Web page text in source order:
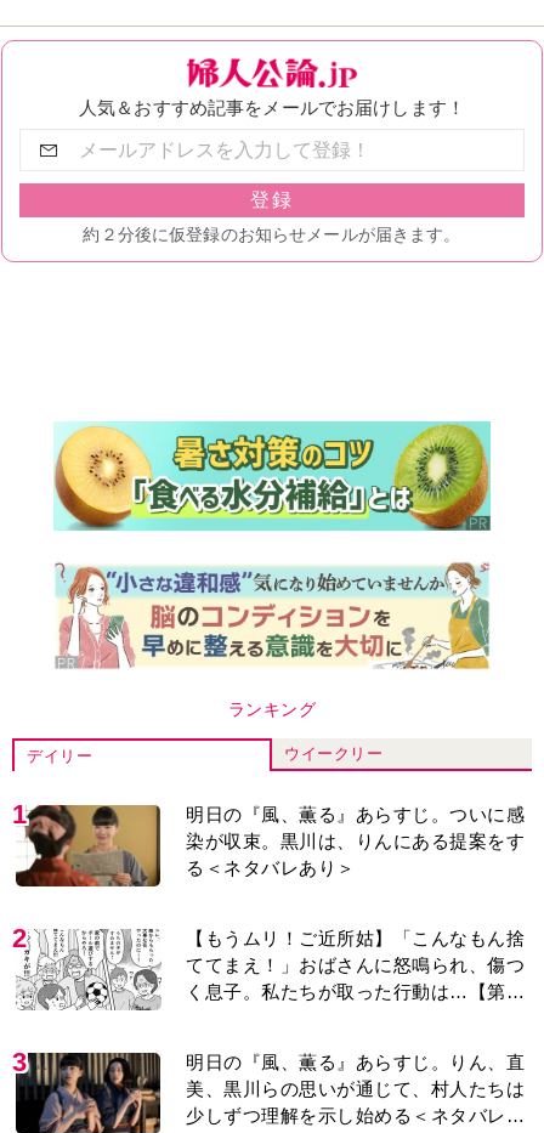
ランキング
デイリー ウイークリー
1
明日の『風、薫る』あらすじ。ついに感
染が収束。黒川は、りんにある提案をす
る＜ネタバレあり＞
2
【もうムリ！ご近所姑】「こんなもん捨
ててまえ！」おばさんに怒鳴られ、傷つ
く息子。私たちが取った行動は…【第3
3
明日の『風、薫る』あらすじ。りん、直
美、黒川らの思いが通じて、村人たちは
少しずつ理解を示し始める＜ネタバレあ